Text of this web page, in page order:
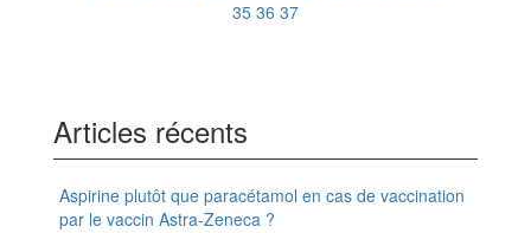
35 36 37
Articles récents
Aspirine plutôt que paracétamol en cas de vaccination
par le vaccin Astra-Zeneca ?